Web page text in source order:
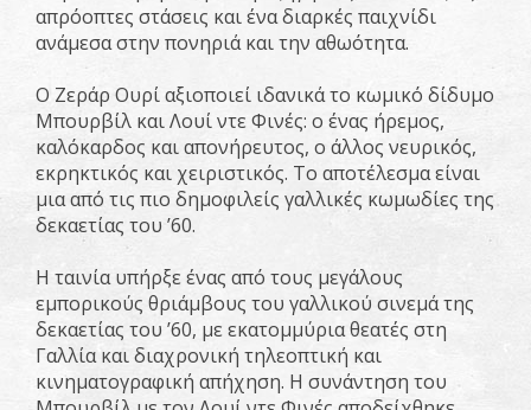
απρόοπτες στάσεις και ένα διαρκές παιχνίδι
ανάμεσα στην πονηριά και την αθωότητα.
Ο Ζεράρ Ουρί αξιοποιεί ιδανικά το κωμικό δίδυμο
Μπουρβίλ και Λουί ντε Φινές: ο ένας ήρεμος,
καλόκαρδος και απονήρευτος, ο άλλος νευρικός,
εκρηκτικός και χειριστικός. Το αποτέλεσμα είναι
μια από τις πιο δημοφιλείς γαλλικές κωμωδίες της
δεκαετίας του ’60.
Η ταινία υπήρξε ένας από τους μεγάλους
εμπορικούς θριάμβους του γαλλικού σινεμά της
δεκαετίας του ’60, με εκατομμύρια θεατές στη
Γαλλία και διαχρονική τηλεοπτική και
κινηματογραφική απήχηση. Η συνάντηση του